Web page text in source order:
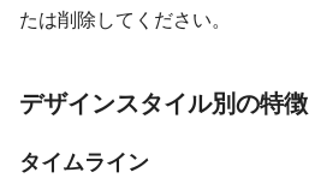
たは削除してください。
デザインスタイル別の特徴
タイムライン